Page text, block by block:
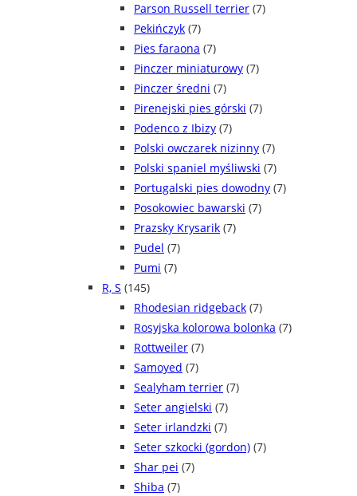
Parson Russell terrier (7)
Pekińczyk (7)
Pies faraona (7)
Pinczer miniaturowy (7)
Pinczer średni (7)
Pirenejski pies górski (7)
Podenco z Ibizy (7)
Polski owczarek nizinny (7)
Polski spaniel myśliwski (7)
Portugalski pies dowodny (7)
Posokowiec bawarski (7)
Prazsky Krysarik (7)
Pudel (7)
Pumi (7)
R, S (145)
Rhodesian ridgeback (7)
Rosyjska kolorowa bolonka (7)
Rottweiler (7)
Samoyed (7)
Sealyham terrier (7)
Seter angielski (7)
Seter irlandzki (7)
Seter szkocki (gordon) (7)
Shar pei (7)
Shiba (7)